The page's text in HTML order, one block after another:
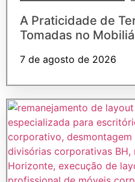
A Praticidade de
Tomadas no
7 de agosto de 2026